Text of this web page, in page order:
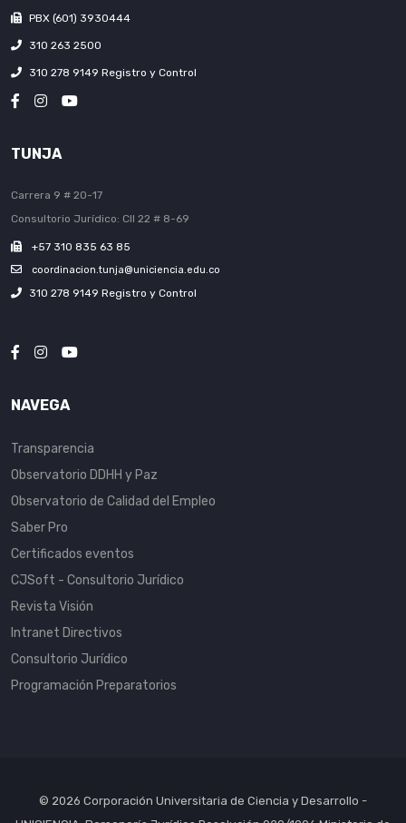
PBX (601) 3930444
310 263 2500
310 278 9149 Registro y Control
TUNJA
Carrera 9 # 20-17
Consultorio Jurídico: Cll 22 # 8-69
+57 310 835 63 85
coordinacion.tunja@uniciencia.edu.co
310 278 9149 Registro y Control
NAVEGA
Transparencia
Observatorio DDHH y Paz
Observatorio de Calidad del Empleo
Saber Pro
Certificados eventos
CJSoft - Consultorio Jurídico
Revista Visión
Intranet Directivos
Consultorio Jurídico
Programación Preparatorios
© 2026 Corporación Universitaria de Ciencia y Desarrollo -